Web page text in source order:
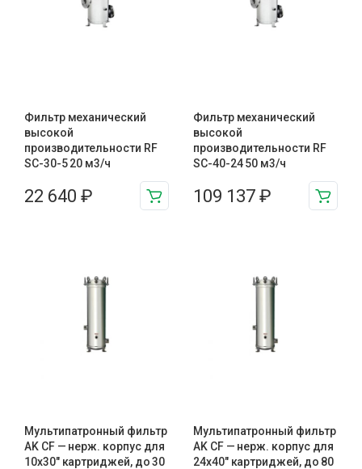
Фильтр механический
высокой
производительности RF
SC-30-5 20 м3/ч
22 640 ₽
Фильтр механический
высокой
производительности RF
SC-40-24 50 м3/ч
109 137 ₽
Мультипатронный фильтр
AK CF — нерж. корпус для
10х30″ картриджей, до 30
Мультипатронный фильтр
AK CF — нерж. корпус для
24х40″ картриджей, до 80